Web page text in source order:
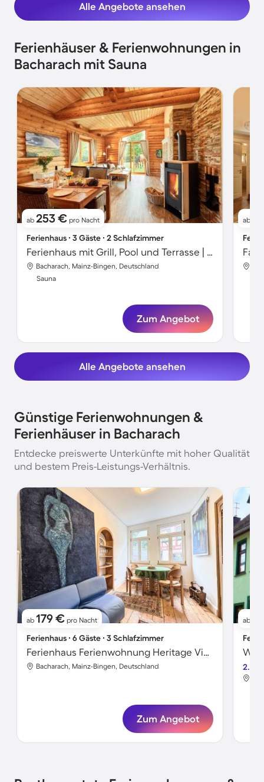
Alle Angebote ansehen
Ferienhäuser & Ferienwohnungen in
Bacharach mit Sauna
ab 253 € pro Nacht
Ferienhaus ∙ 3 Gäste ∙ 2 Schlafzimmer
Ferienhaus mit Grill, Pool und Terrasse | Gartenblick
Bacharach, Mainz-Bingen, Deutschland
Sauna
Zum Angebot
ab
Alle Angebote ansehen
Günstige Ferienwohnungen &
Ferienhäuser in Bacharach
Entdecke preiswerte Unterkünfte mit hoher Qualität
und bestem Preis-Leistungs-Verhältnis.
ab 179 € pro Nacht
Ferienhaus ∙ 6 Gäste ∙ 3 Schlafzimmer
Ferienhaus Ferienwohnung Heritage View Bacharach
Bacharach, Mainz-Bingen, Deutschland
Zum Angebot
ab
2.8